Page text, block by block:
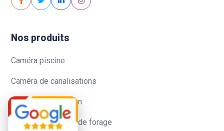
Nos produits
Caméra piscine
Caméra de canalisations
Caméra d’inspection
Caméra inspection de forage